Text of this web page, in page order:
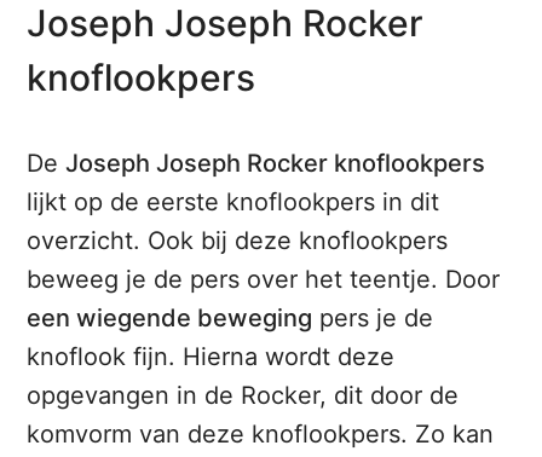
Joseph Joseph Rocker
knoflookpers
DeJoseph Joseph Rocker knoflookpers
lijkt op de eerste knoflookpers in dit
overzicht. Ook bij deze knoflookpers
beweeg je de pers over het teentje. Door
een wiegende beweging pers je de
knoflook fijn. Hierna wordt deze
opgevangen in de Rocker, dit door de
komvorm van deze knoflookpers. Zo kan